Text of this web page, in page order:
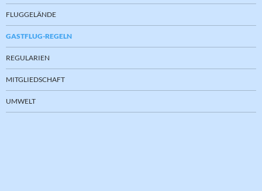
FLUGGELÄNDE
GASTFLUG-REGELN
REGULARIEN
MITGLIEDSCHAFT
UMWELT